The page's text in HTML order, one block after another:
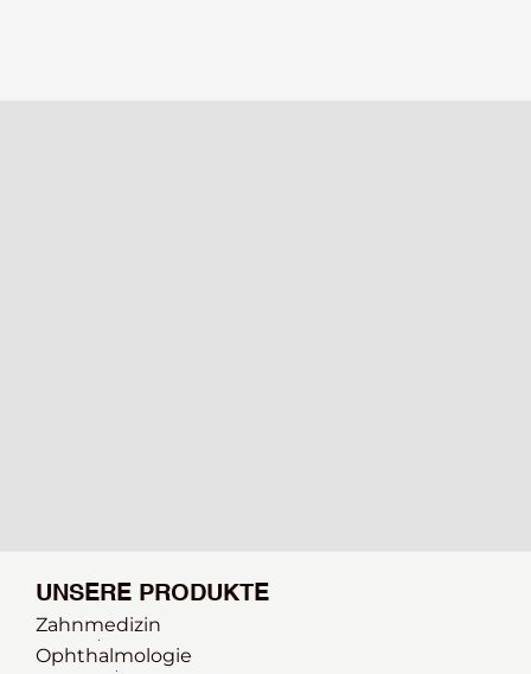
UNSERE PRODUKTE
Zahnmedizin
Ophthalmologie